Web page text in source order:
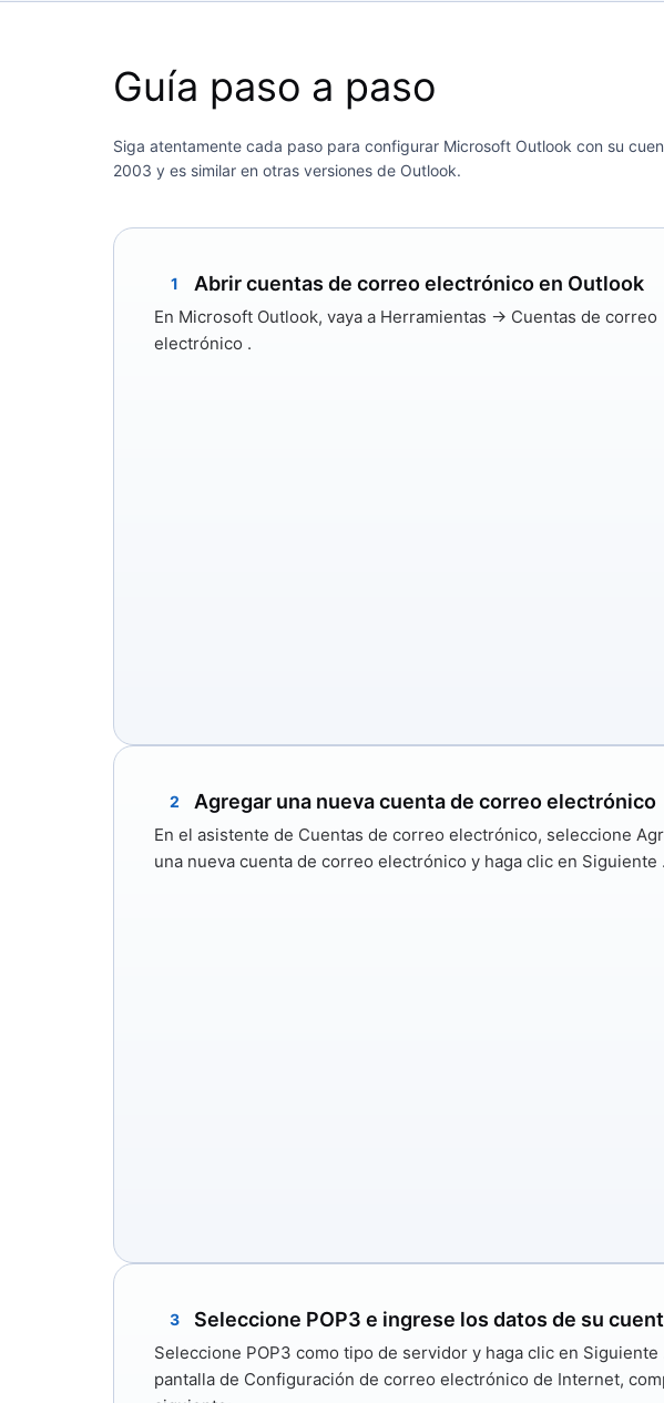
Guía paso a paso
Siga atentamente cada paso para configurar Microsoft Outlook con su
2003 y es similar en otras versiones de Outlook.
1 Abrir cuentas de correo electrónico en Outlook
En Microsoft Outlook, vaya a Herramientas → Cuentas de correo
electrónico .
2 Agregar una nueva cuenta de correo electrónico
En el asistente de Cuentas de correo electrónico, seleccione
una nueva cuenta de correo electrónico y haga clic en Siguiente .
3 Seleccione POP3 e ingrese los datos de su
Seleccione POP3 como tipo de servidor y haga clic en Siguiente
pantalla de Configuración de correo electrónico de Internet,